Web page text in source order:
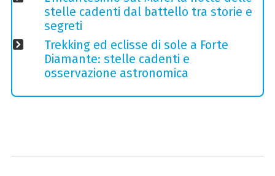
stelle cadenti dal battello tra storie e
segreti
Trekking ed eclisse di sole a Forte
Diamante: stelle cadenti e
osservazione astronomica